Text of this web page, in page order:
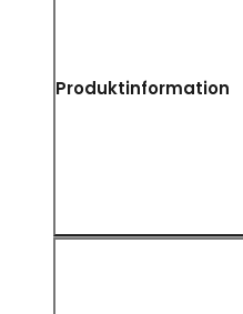
Produktinformation